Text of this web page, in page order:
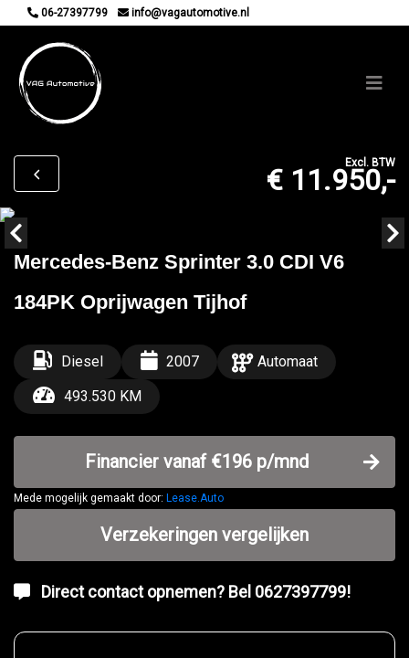
06-27397799 info@vagautomotive.nl
Excl. BTW
€ 11.950,-
Mercedes-Benz Sprinter 3.0 CDI V6
184PK Oprijwagen Tijhof
Diesel 2007
Automaat
493.530 KM
Financier vanaf €196 p/mnd
Mede mogelijk gemaakt door: Lease.Auto
Verzekeringen vergelijken
Direct contact opnemen? Bel 0627397799!